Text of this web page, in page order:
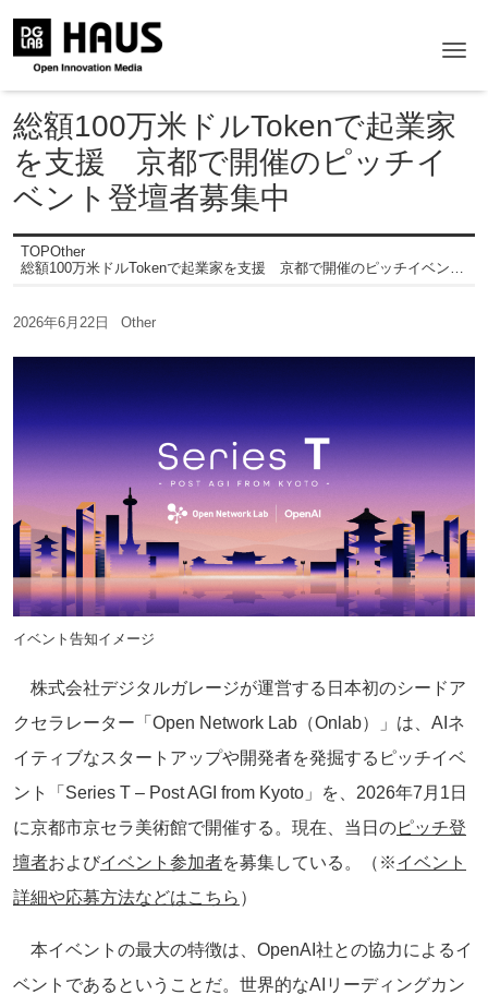
総額100万米ドルTokenで起業家
を支援 京都で開催のピッチイ
ベント登壇者募集中
TOPOther
総額100万米ドルTokenで起業家を支援 京都で開催のピッチイベント登壇者募集中
2026年6月22日 Other
イベント告知イメージ
株式会社デジタルガレージが運営する日本初のシードア
クセラレーター「Open Network Lab（Onlab）」は、AIネ
イティブなスタートアップや開発者を発掘するピッチイベ
ント「Series T – Post AGI from Kyoto」を、2026年7月1日
に京都市京セラ美術館で開催する。現在、当日のピッチ登
壇者およびイベント参加者を募集している。（※イベント
詳細や応募方法などはこちら ）
本イベントの最大の特徴は、OpenAI社との協力によるイ
ベントであるということだ。世界的なAIリーディングカン